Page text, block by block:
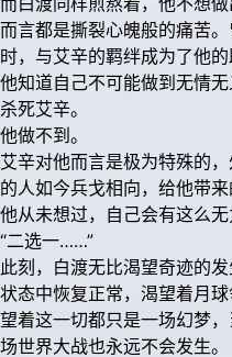
而言都是撕裂心魄般的痛苦
时，与艾辛的羁绊成为了他
他知道自己不可能做到无情
杀死艾辛。
他做不到。
艾辛对他而言是极为特殊的
的人如今兵戈相向，给他带来
他从未想过，自己会有这么无
“二选一……”
此刻，白渡无比渴望奇迹的
状态中恢复正常，渴望着月
望着这一切都只是一场幻梦
场世界大战也永远不会发生。